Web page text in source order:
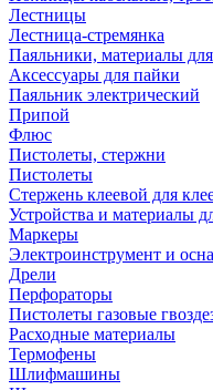
Лестницы
Лестница-стремянка
Паяльники, материалы
Аксессуары для пайки
Паяльник электрический
Припой
Флюс
Пистолеты, стержни
Пистолеты
Стержень клеевой для
Устройства и материалы
Маркеры
Электроинструмент и
Дрели
Перфораторы
Пистолеты газовые
Расходные материалы
Термофены
Шлифмашины